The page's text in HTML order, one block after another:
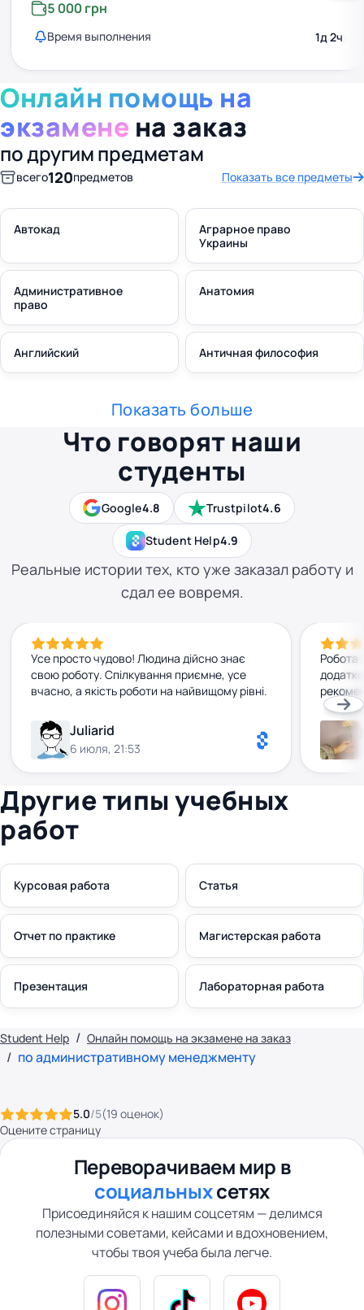
5 000 грн
Время выполнения 1д 2ч
Онлайн помощь на
экзамене на заказ
по другим предметам
всего120предметов Показать все предметы
Автокад
Аграрное право
Украины
Административное
право
Анатомия
Английский Античная философия
Показать больше
Google4.8 Trustpilot4.6
Student Help4.9
Что говорят наши
студенты
Реальные истории тех, кто уже заказал работу и
сдал ее вовремя.
Усе просто чудово! Людина дійсно знає
свою роботу. Спілкування приємне, усе
вчасно, а якість роботи на найвищому рівні.
Juliarid
6 июля, 21:53
Робота
Другие типы учебных
работ
Курсовая работа Статья
Отчет по практике Магистерская работа
Презентация Лабораторная работа
Student Help Онлайн помощь на экзамене на заказ
по административному менеджменту
5.0/5(19 оценок)
Оцените страницу
Переворачиваем мир в
социальныхсетях
Присоединяйся к нашим соцсетям — делимся
полезными советами, кейсами и вдохновением,
чтобы твоя учеба была легче.